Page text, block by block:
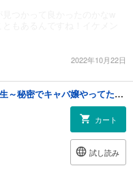
2022年10月22日
生まじめパパと幼稚園先生～秘密でキャバ嬢やってたら保護者にイカされました～ 1
カート
試し読み